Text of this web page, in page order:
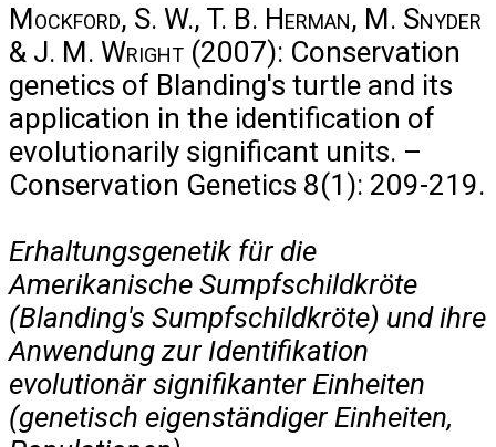
Mockford, S. W., T. B. Herman, M. Snyder
& J. M. Wright (2007): Conservation
genetics of Blanding's turtle and its
application in the identification of
evolutionarily significant units. –
Conservation Genetics 8(1): 209-219.
Erhaltungsgenetik für die
Amerikanische Sumpfschildkröte
(Blanding's Sumpfschildkröte) und ihre
Anwendung zur Identifikation
evolutionär signifikanter Einheiten
(genetisch eigenständiger Einheiten,